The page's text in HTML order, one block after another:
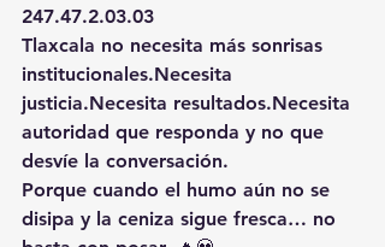
247.47.2.03.03
Tlaxcala no necesita más sonrisas
institucionales.Necesita
justicia.Necesita resultados.Necesita
autoridad que responda y no que
desvíe la conversación.
Porque cuando el humo aún no se
disipa y la ceniza sigue fresca… no